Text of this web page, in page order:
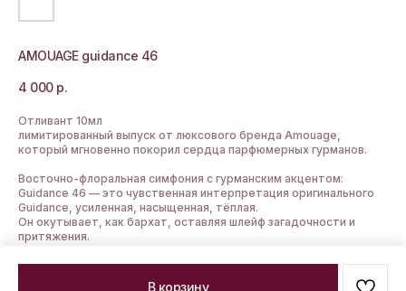
AMOUAGE guidance 46
4 000 р.
В корзину
Отливант 10мл
лимитированный выпуск от люксового бренда Amouage,
который мгновенно покорил сердца парфюмерных гурманов.
Восточно-флоральная симфония с гурманским акцентом:
Guidance 46 — это чувственная интерпретация оригинального
Guidance, усиленная, насыщенная, тёплая.
Он окутывает, как бархат, оставляя шлейф загадочности и
притяжения.